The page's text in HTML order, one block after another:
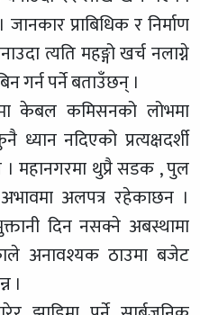
प्राबिधिक र निर्माण
त्यति महङ्गो खर्च नलाग्ने
गर्न पर्ने बताउँछन् ।
केबल कमिसनको लोभमा
नदिएको प्रत्यक्षदर्शी
महानगरमा थुप्रै सडक , पुल
अलपत्र रहेकाछन ।
दिन नसक्ने अबस्थामा
अनावश्यक ठाउमा बजेट
।